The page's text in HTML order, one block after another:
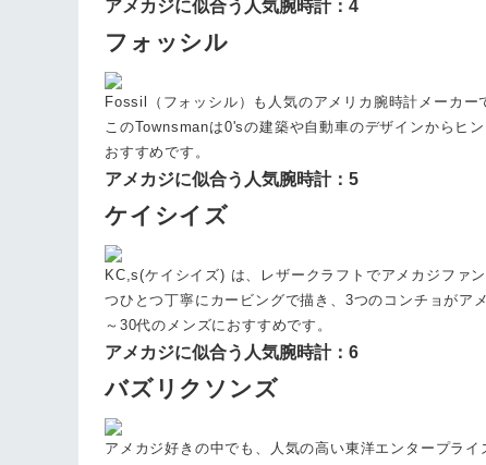
アメカジに似合う人気腕時計：4
フォッシル
Fossil（フォッシル）も人気のアメリカ腕時計メーカ
このTownsmanは0'sの建築や自動車のデザインからヒ
おすすめです。
アメカジに似合う人気腕時計：5
ケイシイズ
KC,s(ケイシイズ) は、レザークラフトでアメカジファ
つひとつ丁寧にカービングで描き、3つのコンチョがア
～30代のメンズにおすすめです。
アメカジに似合う人気腕時計：6
バズリクソンズ
アメカジ好きの中でも、人気の高い東洋エンタープラ